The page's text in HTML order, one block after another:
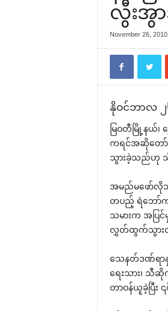
လွီးအွ
November 26, 2010
နိုဝင်ဘာလ
မြဝတီမြို့နယ်၊
ကရင်အဆို‌တော်
သွားခဲ့သည်ဟု
အမည်မ‌ဖော်လိုသူ
တပည့် ရဲ‌ဘော်က
သမားက အပ
လွှတ်ထွက်သွားတာ
သေနတ်ဒဏ်ရာနှ
ရေးသား၊ သီ
တာဝန်ယူခဲ့ပြီး